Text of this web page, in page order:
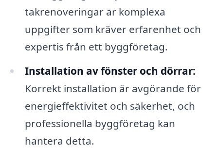
takrenoveringar är komplexa
uppgifter som kräver erfarenhet och
expertis från ett byggföretag.
Installation av fönster och dörrar:
Korrekt installation är avgörande för
energieffektivitet och säkerhet, och
professionella byggföretag kan
hantera detta.